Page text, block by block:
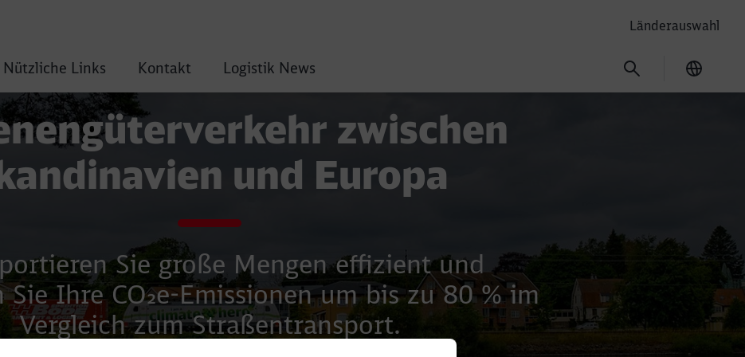
Länderauswahl
Nützliche Links Kontakt Logistik News
zwischen
und Europa
Sie große Mengen effizient und
Sie Ihre CO₂e-Emissionen um bis zu 80 % im
Vergleich zum Straßentransport.